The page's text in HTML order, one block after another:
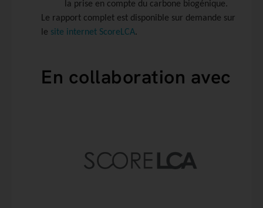
la prise en compte du carbone biogénique.
Le rapport complet est disponible sur demande sur
le site internet ScoreLCA.
En collaboration avec